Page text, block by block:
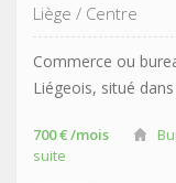
Liège / Centre
Commerce ou
Liégeois, situé
700 € /mois
suite